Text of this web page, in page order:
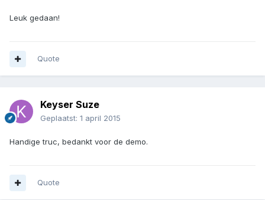
Leuk gedaan!
Quote
Keyser Suze
Geplaatst: 1 april 2015
Handige truc, bedankt voor de demo.
Quote